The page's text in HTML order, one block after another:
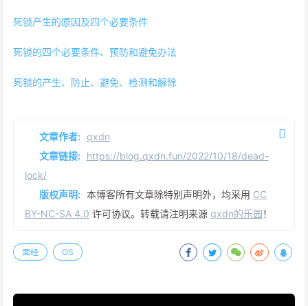
死锁产生的原因及四个必要条件
死锁的四个必要条件、预防和避免办法
​死锁的产生、防止、避免、检测和解除
文章作者: qxdn
文章链接: https://blog.qxdn.fun/2022/10/18/dead-
lock/
版权声明: 本博客所有文章除特别声明外，均采用 CC
BY-NC-SA 4.0 许可协议。转载请注明来源 qxdn的乐园！
面经 OS